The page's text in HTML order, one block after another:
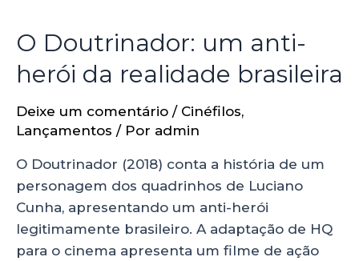
O Doutrinador: um anti-
herói da realidade brasileira
Deixe um comentário / Cinéfilos,
Lançamentos / Por admin
O Doutrinador (2018) conta a história de um
personagem dos quadrinhos de Luciano
Cunha, apresentando um anti-herói
legitimamente brasileiro. A adaptação de HQ
para o cinema apresenta um filme de ação